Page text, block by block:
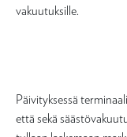
vakuutuksille.
Päivityksessä
että sekä